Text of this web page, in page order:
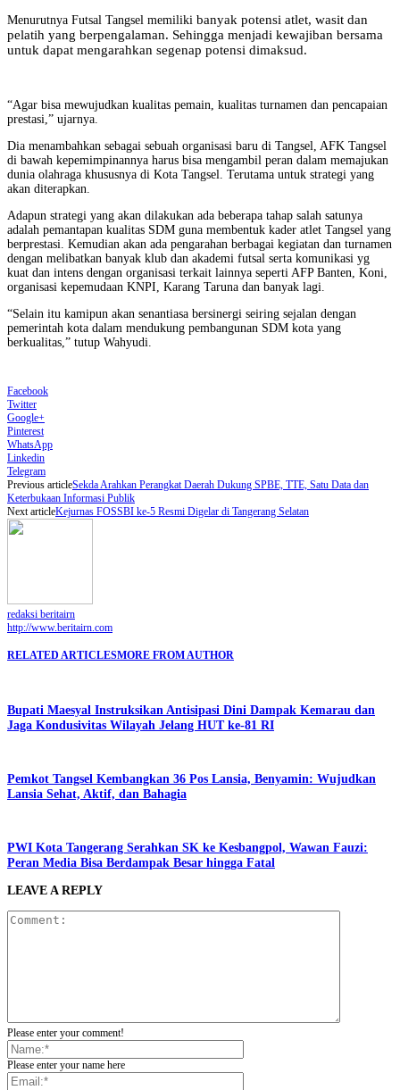
Menurutnya Futsal Tangsel memiliki banyak potensi atlet, wasit dan
pelatih yang berpengalaman. Sehingga menjadi kewajiban bersama
untuk dapat mengarahkan segenap potensi dimaksud.
“Agar bisa mewujudkan kualitas pemain, kualitas turnamen dan pencapaian
prestasi,” ujarnya.
Dia menambahkan sebagai sebuah organisasi baru di Tangsel, AFK Tangsel
di bawah kepemimpinannya harus bisa mengambil peran dalam memajukan
dunia olahraga khususnya di Kota Tangsel. Terutama untuk strategi yang
akan diterapkan.
Adapun strategi yang akan dilakukan ada beberapa tahap salah satunya
adalah pemantapan kualitas SDM guna membentuk kader atlet Tangsel yang
berprestasi. Kemudian akan ada pengarahan berbagai kegiatan dan turnamen
dengan melibatkan banyak klub dan akademi futsal serta komunikasi yg
kuat dan intens dengan organisasi terkait lainnya seperti AFP Banten, Koni,
organisasi kepemudaan KNPI, Karang Taruna dan banyak lagi.
“Selain itu kamipun akan senantiasa bersinergi seiring sejalan dengan
pemerintah kota dalam mendukung pembangunan SDM kota yang
berkualitas,” tutup Wahyudi.
Facebook
Twitter
Google+
Pinterest
WhatsApp
Linkedin
Telegram
Previous articleSekda Arahkan Perangkat Daerah Dukung SPBE, TTE, Satu Data dan
Keterbukaan Informasi Publik
Next articleKejurnas FOSSBI ke-5 Resmi Digelar di Tangerang Selatan
redaksi beritairn
http://www.beritairn.com
RELATED ARTICLESMORE FROM AUTHOR
Bupati Maesyal Instruksikan Antisipasi Dini Dampak Kemarau dan
Jaga Kondusivitas Wilayah Jelang HUT ke-81 RI
Pemkot Tangsel Kembangkan 36 Pos Lansia, Benyamin: Wujudkan
Lansia Sehat, Aktif, dan Bahagia
PWI Kota Tangerang Serahkan SK ke Kesbangpol, Wawan Fauzi:
Peran Media Bisa Berdampak Besar hingga Fatal
LEAVE A REPLY
Please enter your comment!
Please enter your name here